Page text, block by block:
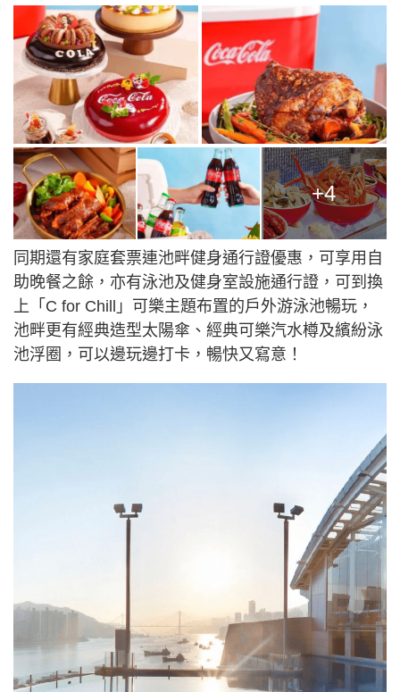
+4
同期還有家庭套票連池畔健身通行證優惠，可享用自
助晚餐之餘，亦有泳池及健身室設施通行證，可到換
上「C for Chill」可樂主題布置的戶外游泳池暢玩，
池畔更有經典造型太陽傘、經典可樂汽水樽及繽紛泳
池浮圈，可以邊玩邊打卡，暢快又寫意！